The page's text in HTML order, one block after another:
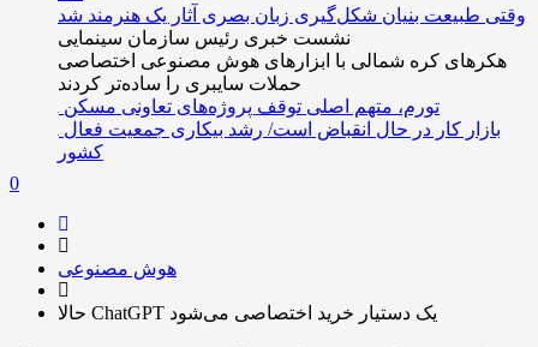
وقتی طبیعت بنیان شکل‌گیری زبان بصری آثار یک هنرمند شد
نشست خبری رئیس سازمان سینمایی
هکرهای کره شمالی با ابزارهای هوش مصنوعی اختصاصی
حملات سایبری را ساده‌تر کردند
تورم، متهم اصلی توقف پروژه‌های تعاونی مسکن
بازار کار در حال انقباض است/ رشد بیکاری جمعیت فعال
کشور
0
هوش مصنوعی
حالا ChatGPT یک دستیار خرید اختصاصی می‌شود